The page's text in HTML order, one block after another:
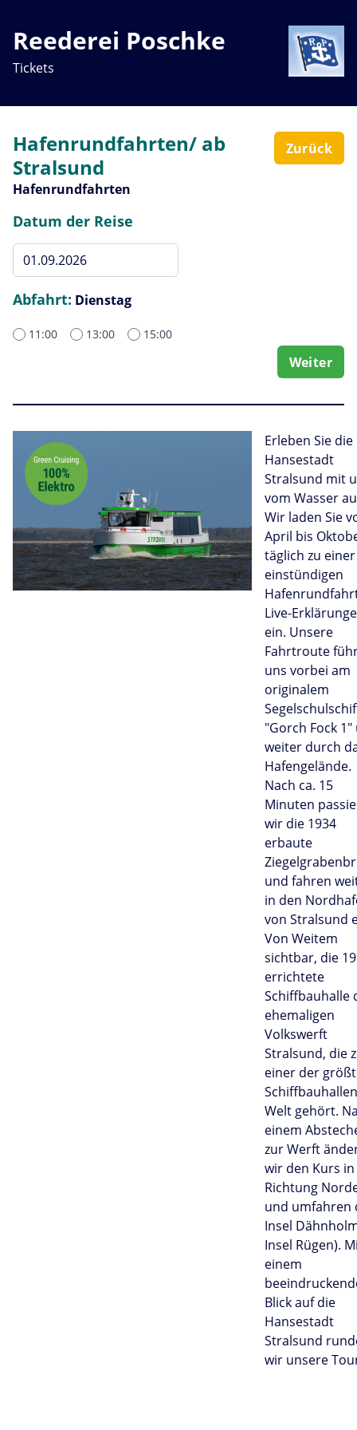
Reederei Poschke
Tickets
Hafenrundfahrten/ ab
Stralsund
Hafenrundfahrten
Zurück
Datum der Reise
Abfahrt: Dienstag
11:00 13:00 15:00
Weiter
Erleben Sie die
Hansestadt
Stralsund mit
vom Wasser
Wir laden Sie
April bis
täglich zu einer
einstündigen
Live-
ein. Unsere
Fahrtroute
uns vorbei am
originalem
"Gorch Fock
weiter durch
Hafengelände.
Nach ca. 15
Minuten
wir die 1934
erbaute
und fahren
in den
von Stralsund
Von Weitem
sichtbar, die
errichtete
Schiffbauhalle
ehemaligen
Volkswerft
Stralsund, die
einer der
Welt gehört.
einem
zur Werft
wir den Kurs in
Richtung
und umfahren
Insel
Insel Rügen).
einem
Blick auf die
Hansestadt
Stralsund
wir unsere